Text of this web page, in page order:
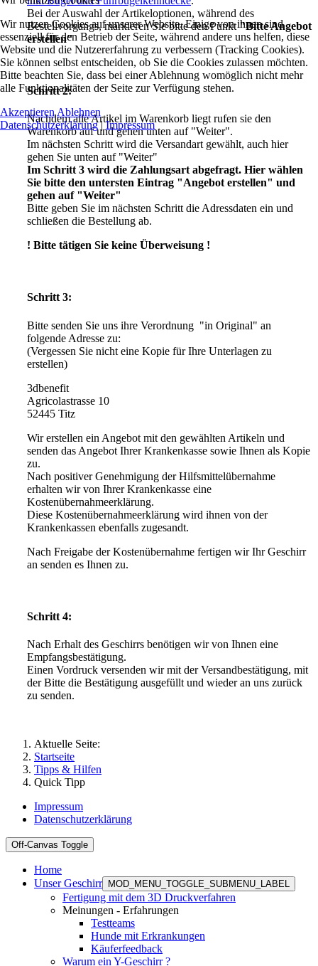
Bei der Auswahl der Artikeloptionen, während des
Bestellvorgangs, markieren Sie bitte den Punkt"Bitte Angebot
erstellen"
Schritt 2:
Nachdem alle Artikel im Warenkorb liegt rufen sie den
Warenkorb auf und gehen unten auf "Weiter".
Im nächsten Schritt wird die Versandart gewählt, auch hier
gehen Sie unten auf "Weiter"
Im Schritt 3 wird die Zahlungsart abgefragt. Hier wählen
Sie bitte den untersten Eintrag "Angebot erstellen" und
gehen auf "Weiter"
Bitte geben Sie im nächsten Schritt die Adressdaten ein und
schließen die Bestellung ab.
! Bitte tätigen Sie keine Überweisung !
Schritt 3:
Bitte senden Sie uns ihre Verordnung "in Original" an
folgende Adresse zu:
(Vergessen Sie nicht eine Kopie für Ihre Unterlagen zu
erstellen)
3dbenefit
Agricolastrasse 10
52445 Titz
Wir erstellen ein Angebot mit den gewählten Artikeln und
senden das Angebot Ihrer Krankenkasse sowie Ihnen als Kopie
zu.
Nach positiver Genehmigung der Hilfsmittelübernahme
erhalten wir von Ihrer Krankenkasse eine
Kostenübernahmeerklärung.
Diese Kostenübernahmeerklärung wird ihnen von der
Krankenkassen ebenfalls zugesandt.
Nach Freigabe der Kostenübernahme fertigen wir Ihr Geschirr
an senden es Ihnen zu.
Schritt 4:
Nach Erhalt des Geschirrs benötigen wir von Ihnen eine
Empfangsbestätigung.
Einen Vordruck versenden wir mit der Versandbestätigung, mit
der Bitte die Bestätigung ausgefüllt und wieder an uns zurück
zu senden.
Aktuelle Seite:
Startseite
Tipps & Hilfen
Quick Tipp
Impressum
Datenschutzerklärung
Off-Canvas Toggle
Home
Unser Geschirr
MOD_MENU_TOGGLE_SUBMENU_LABEL
Fertigung mit dem 3D Druckverfahren
Meinungen - Erfahrungen
Testteams
Hunde mit Erkrankungen
Käuferfeedback
Warum ein Y-Geschirr ?
Wir nutzen Cookies auf unserer Website. Einige von ihnen sind
essenziell für den Betrieb der Seite, während andere uns helfen, diese
Website und die Nutzererfahrung zu verbessern (Tracking Cookies).
Sie können selbst entscheiden, ob Sie die Cookies zulassen möchten.
Bitte beachten Sie, dass bei einer Ablehnung womöglich nicht mehr
alle Funktionalitäten der Seite zur Verfügung stehen.
Akzeptieren Ablehnen
Datenschutzerklärung|Impressum